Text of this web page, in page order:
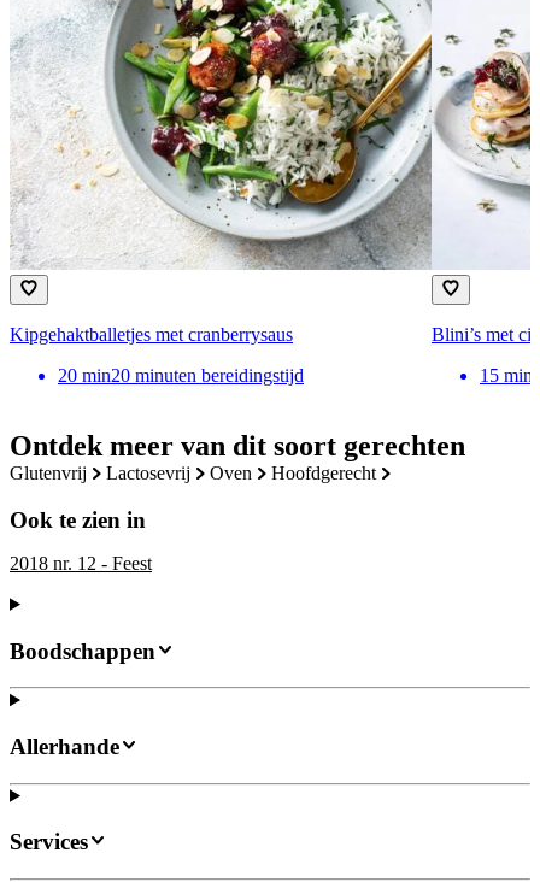
Ontdek meer van dit soort gerechten
glutenvrij lactosevrij oven hoofdgerecht
Ook te zien in
2018 nr. 12 - Feest
Kipgehaktballetjes met cranberrysaus
20 min20 minuten bereidingstijd
Blini’s met
15 min
Boodschappen
Allerhande
Services